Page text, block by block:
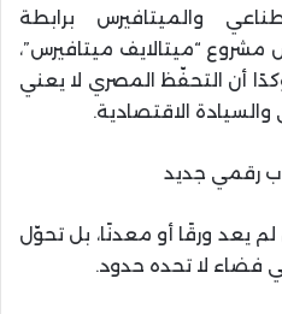
والميتافيرس برابطة
“ميتالايف ميتافيرس”،
أن التحفّظ المصري لا يعني
والسيادة الاقتصادية.
رقمي جديد
يعد ورقًا أو معدنًا، بل تحوّل
فضاء لا تحده حدود.